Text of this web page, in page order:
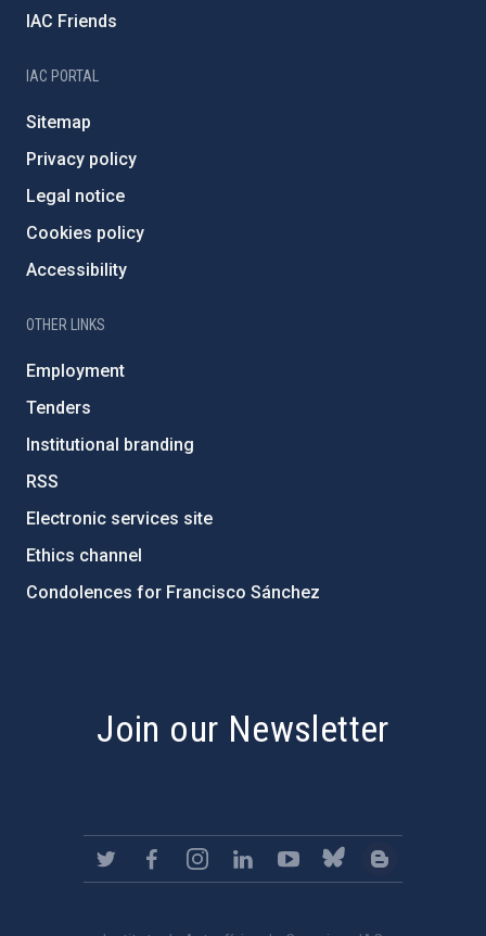
IAC Friends
IAC PORTAL
Sitemap
Privacy policy
Legal notice
Cookies policy
Accessibility
OTHER LINKS
Employment
Tenders
Institutional branding
RSS
Electronic services site
Ethics channel
Condolences for Francisco Sánchez
Join our Newsletter